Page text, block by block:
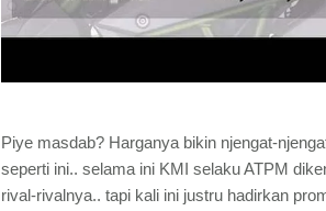
Piye masdab? Harganya bikin njengat-
seperti ini.. selama ini KMI selaku ATPM
rival-rivalnya.. tapi kali ini justru hadirkan